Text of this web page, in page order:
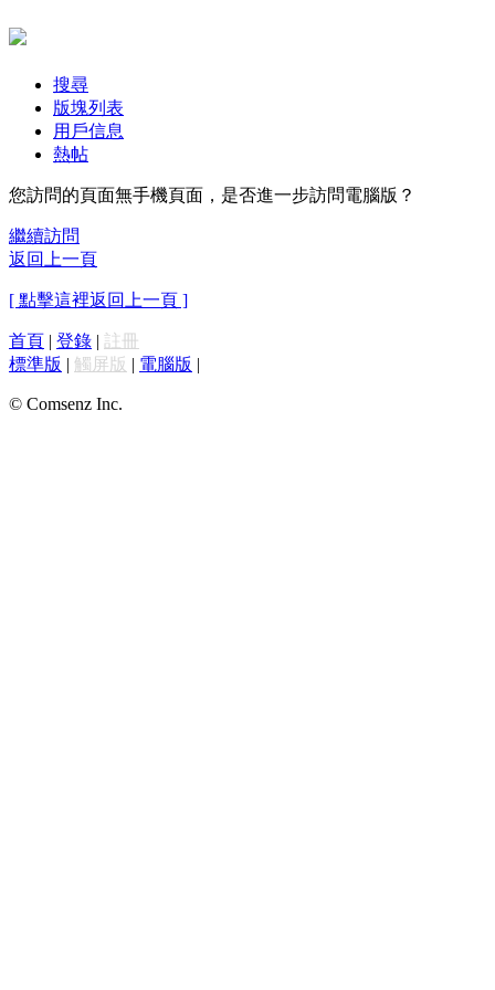
搜尋
版塊列表
用戶信息
熱帖
您訪問的頁面無手機頁面，是否進一步訪問電腦版？
繼續訪問
返回上一頁
[ 點擊這裡返回上一頁 ]
首頁 | 登錄 | 註冊
標準版 | 觸屏版 | 電腦版 |
© Comsenz Inc.